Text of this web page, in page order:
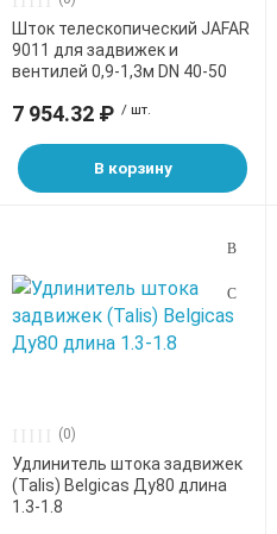
Шток телескопический JAFAR
9011 для задвижек и
вентилей 0,9-1,3м DN 40-50
7 954.32 ₽ / шт.
В корзину
(0)
Удлинитель штока задвижек
(Talis) Belgicas Ду80 длина
1.3-1.8